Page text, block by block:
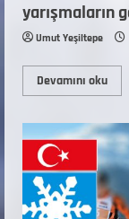
yarışmaların
Umut Yeşiltepe
Devamını oku